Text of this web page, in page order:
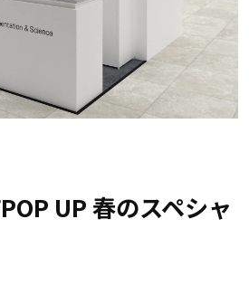
UP 春のスペシャ